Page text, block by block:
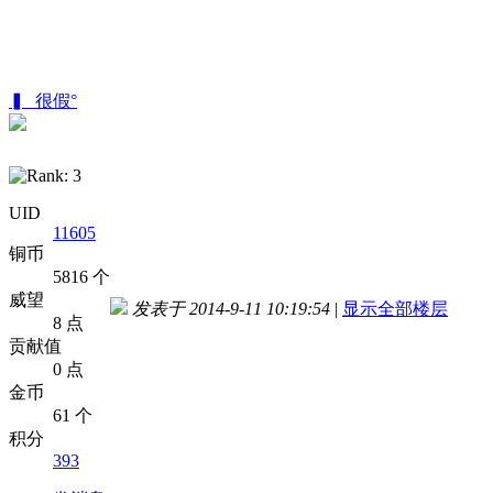
▍_很假°
UID
11605
铜币
5816 个
威望
8 点
贡献值
0 点
金币
61 个
积分
393
发表于 2014-9-11 10:19:54 | 显示全部楼层